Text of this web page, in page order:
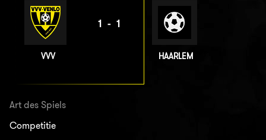
VVV
1-1
HAARLEM
Art des Spiels
Competitie